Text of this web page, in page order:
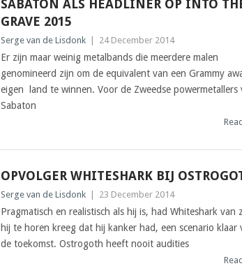
SABATON ALS HEADLINER OP INTO
GRAVE 2015
Serge van de Lisdonk 24 December 2014
Er zijn maar weinig metalbands die meerdere malen
genomineerd zijn om de equivalent van een Grammy
eigen land te winnen. Voor de Zweedse powermetallers
Sabaton
OPVOLGER WHITESHARK BIJ
Serge van de Lisdonk 23 December 2014
Pragmatisch en realistisch als hij is, had Whiteshark van
hij te horen kreeg dat hij kanker had, een scenario klaar
de toekomst. Ostrogoth heeft nooit audities